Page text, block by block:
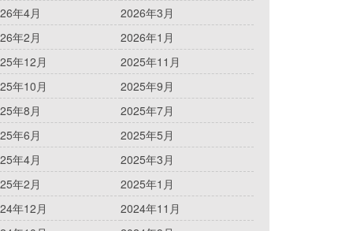
年4月
2026年3月
年2月
2026年1月
年12月
2025年11月
年10月
2025年9月
年8月
2025年7月
年6月
2025年5月
年4月
2025年3月
年2月
2025年1月
年12月
2024年11月